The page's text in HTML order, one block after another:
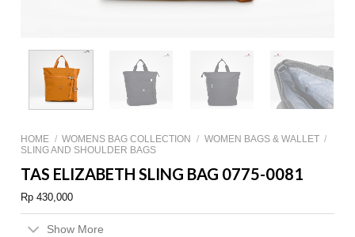
HOME / WOMENS BAG COLLECTION / WOMEN BAGS & WALLET /
SLING AND SHOULDER BAGS
TAS ELIZABETH SLING BAG 0775-0081
Rp 430,000
Show More